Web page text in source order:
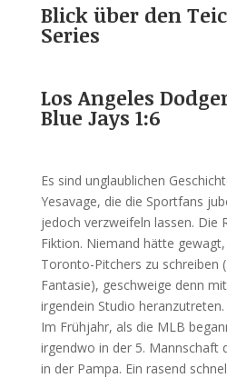
Blick über den
Series
Los Angeles
Blue Jays 1:6
Es sind unglaublichen
Yesavage, die die Sportfans
jedoch verzweifeln lassen. Die
Fiktion. Niemand hätte
Toronto-Pitchers zu schreiben
Fantasie), geschweige denn
irgendein Studio heranzutreten.
Im Frühjahr, als die MLB
irgendwo in der 5. Mannschaft
in der Pampa. Ein rasend